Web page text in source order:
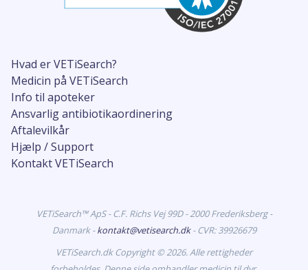
Hvad er VETiSearch?
Medicin på VETiSearch
Info til apoteker
Ansvarlig antibiotikaordinering
Aftalevilkår
Hjælp / Support
Kontakt VETiSearch
VETiSearch™ ApS - C.F. Richs Vej 99D - 2000 Frederiksberg -
Danmark -kontakt@vetisearch.dk- CVR: 39926679
VETiSearch.dk Copyright © 2026. Alle rettigheder